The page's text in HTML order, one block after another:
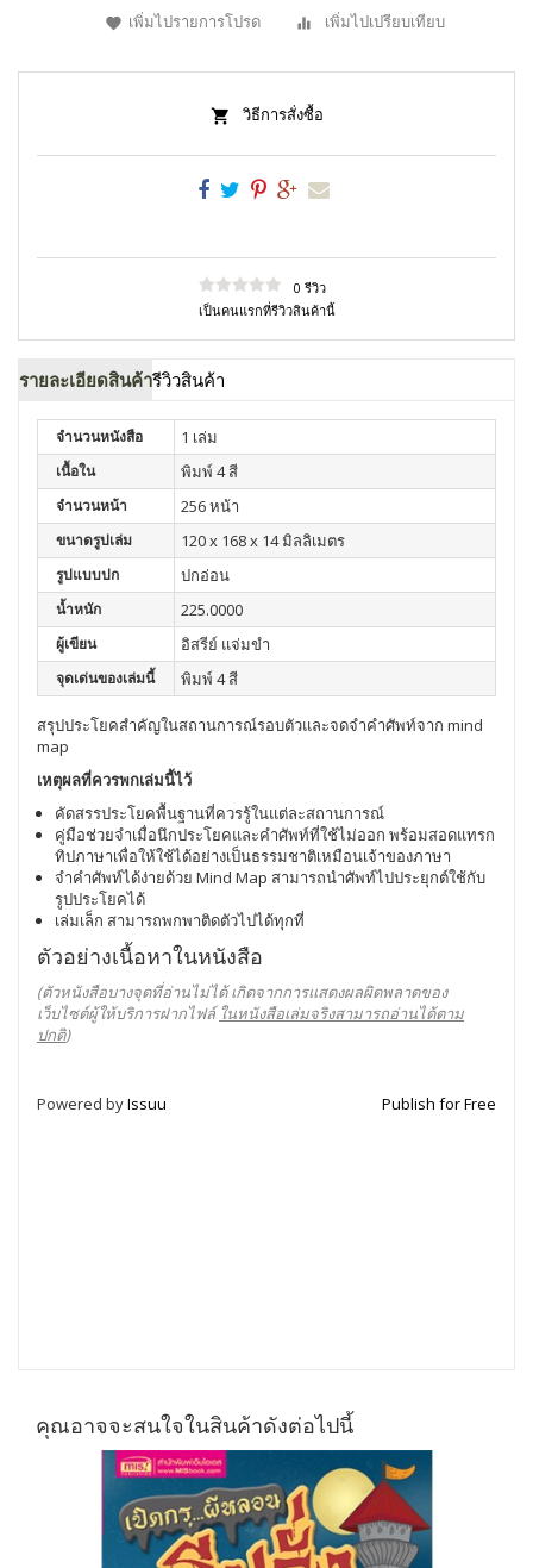
เพิ่มไปรายการโปรด เพิ่มไปเปรียบเทียบ
วิธีการสั่งซื้อ
0 รีวิว
เป็นคนแรกที่รีวิวสินค้านี้
รายละเอียดสินค้ารีวิวสินค้า
จำนวนหนังสือ 1 เล่ม
เนื้อใน พิมพ์ 4 สี
จำนวนหน้า 256 หน้า
ขนาดรูปเล่ม 120 x 168 x 14 มิลลิเมตร
รูปแบบปก ปกอ่อน
น้ำหนัก 225.0000
ผู้เขียน อิสรีย์ แจ่มขำ
จุดเด่นของเล่มนี้ พิมพ์ 4 สี
สรุปประโยคสำคัญในสถานการณ์รอบตัวและจดจำคำศัพท์จาก mind
map
เหตุผลที่ควรพกเล่มนี้ไว้
คัดสรรประโยคพื้นฐานที่ควรรู้ในแต่ละสถานการณ์
คู่มือช่วยจำเมื่อนึกประโยคและคำศัพท์ที่ใช้ไม่ออก พร้อมสอดแทรก
ทิปภาษาเพื่อให้ใช้ได้อย่างเป็นธรรมชาติเหมือนเจ้าของภาษา
จำคำศัพท์ได้ง่ายด้วย Mind Map สามารถนำศัพท์ไปประยุกต์ใช้กับ
รูปประโยคได้
เล่มเล็ก สามารถพกพาติดตัวไปได้ทุกที่
ตัวอย่างเนื้อหาในหนังสือ
(ตัวหนังสือบางจุดที่อ่านไม่ได้ เกิดจากการแสดงผลผิดพลาดของ
เว็บไซต์ผู้ให้บริการฝากไฟล์ ในหนังสือเล่มจริงสามารถอ่านได้ตาม
ปกติ)
Powered byIssuu Publish for Free
คุณอาจจะสนใจในสินค้าดังต่อไปนี้